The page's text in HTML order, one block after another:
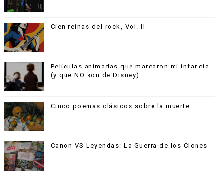
Cien reinas del rock, Vol. II
Películas animadas que marcaron mi infancia
(y que NO son de Disney)
Cinco poemas clásicos sobre la muerte
Canon VS Leyendas: La Guerra de los Clones